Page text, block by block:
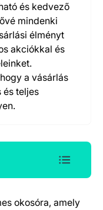
és kedvező
mindenki
élményt
akciókkal és
a vásárlás
és teljes
okosóra, amely